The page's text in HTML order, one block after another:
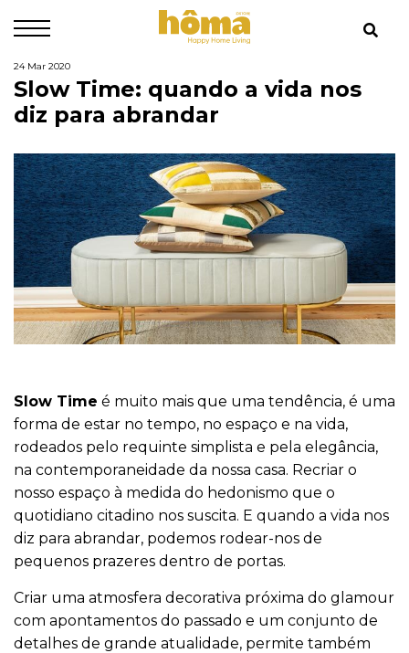
24 Mar 2020
Slow Time: quando a vida nos
diz para abrandar
Slow Time é muito mais que uma tendência, é uma
forma de estar no tempo, no espaço e na vida,
rodeados pelo requinte simplista e pela elegância,
na contemporaneidade da nossa casa. Recriar o
nosso espaço à medida do hedonismo que o
quotidiano citadino nos suscita. E quando a vida nos
diz para abrandar, podemos rodear-nos de
pequenos prazeres dentro de portas.
Criar uma atmosfera decorativa próxima do glamour
com apontamentos do passado e um conjunto de
detalhes de grande atualidade, permite também